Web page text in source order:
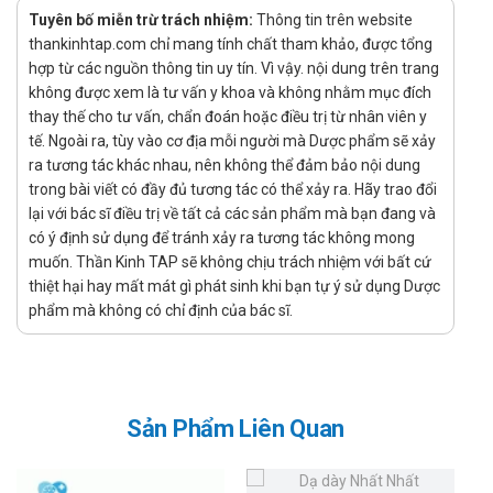
trong khoảng thời gian tối thiểu là 4 tuần.
Liều duy trì ở người lớn: 300 IU/kg, mỗi tuần dùng 3 lần.
Cần điều trị trong khoảng thời gian tối thiểu là 4 tuần.
Tương tác
Cyclosporin: Do cyclosporin liên kết với hồng cầu, việc sử
dụng đồng thời với Eprex 4000 có thể gây tương tác. Cần
theo dõi nồng độ cyclosporin trong máu và điều chỉnh liều
khi cần thiết.
Thực phẩm và đồ uống chứa cồn hoặc chất kích thích:
Trong quá trình điều trị, nên hạn chế tối đa việc tiêu thụ
các loại thực phẩm và đồ uống có chứa cồn hoặc chất
thuốc, vitamin, thảo dược và thực phẩm chức năng đang
Tuyên bố miễn trừ trách nhiệm: Thông tin trên website
thankinhtap.com chỉ mang tính chất tham khảo, được tổng
hợp từ các nguồn thông tin uy tín. Vì vậy. nội dung trên trang
không được xem là tư vấn y khoa và không nhằm mục đích
thay thế cho tư vấn, chẩn đoán hoặc điều trị từ nhân viên y
tế. Ngoài ra, tùy vào cơ địa mỗi người mà Dược phẩm sẽ xảy
ra tương tác khác nhau, nên không thể đảm bảo nội dung
trong bài viết có đầy đủ tương tác có thể xảy ra. Hãy trao đổi
lại với bác sĩ điều trị về tất cả các sản phẩm mà bạn đang và
có ý định sử dụng để tránh xảy ra tương tác không mong
muốn. Thần Kinh TAP sẽ không chịu trách nhiệm với bất cứ
thiệt hại hay mất mát gì phát sinh khi bạn tự ý sử dụng Dược
phẩm mà không có chỉ định của bác sĩ.
Sản Phẩm Liên Quan